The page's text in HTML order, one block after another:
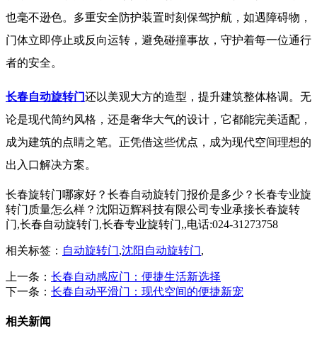
也毫不逊色。多重安全防护装置时刻保驾护航，如遇障碍物，
门体立即停止或反向运转，避免碰撞事故，守护着每一位通行
者的安全。
长春自动旋转门还以美观大方的造型，提升建筑整体格调。无
论是现代简约风格，还是奢华大气的设计，它都能完美适配，
成为建筑的点睛之笔。正凭借这些优点，成为现代空间理想的
出入口解决方案。
长春旋转门哪家好？长春自动旋转门报价是多少？长春专业旋
转门质量怎么样？沈阳迈辉科技有限公司专业承接长春旋转
门,长春自动旋转门,长春专业旋转门,,电话:024-31273758
相关标签： 自动旋转门,沈阳自动旋转门,
上一条： 长春自动感应门：便捷生活新选择
下一条： 长春自动平滑门：现代空间的便捷新宠
相关新闻